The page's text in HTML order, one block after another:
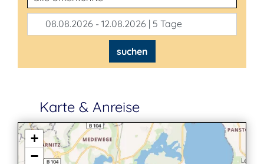
08.08.2026 - 12.08.2026 | 5 Tage
suchen
Karte & Anreise
+
−